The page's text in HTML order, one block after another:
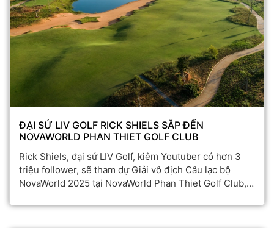
ĐẠI SỨ LIV GOLF RICK SHIELS SẮP ĐẾN
NOVAWORLD PHAN THIET GOLF CLUB
Rick Shiels, đại sứ LIV Golf, kiêm Youtuber có hơn 3
triệu follower, sẽ tham dự Giải vô địch Câu lạc bộ
NovaWorld 2025 tại NovaWorld Phan Thiet Golf Club,